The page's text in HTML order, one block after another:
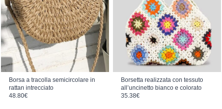
Borsa a tracolla semicircolare in
rattan intrecciato
48.80€
Borsetta realizzata con tessuto
all’uncinetto bianco e colorato
35.38€